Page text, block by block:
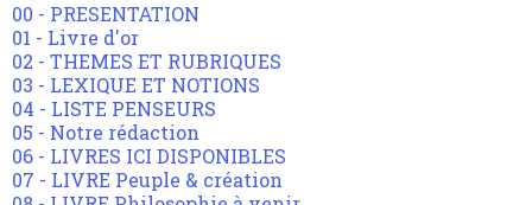
00 - PRESENTATION
01 - Livre d'or
02 - THEMES ET RUBRIQUES
03 - LEXIQUE ET NOTIONS
04 - LISTE PENSEURS
05 - Notre rédaction
06 - LIVRES ICI DISPONIBLES
07 - LIVRE Peuple & création